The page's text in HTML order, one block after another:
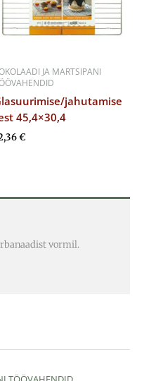
vormil.
JA MARTSIPANI
jahutamise
45,4×30,4
€